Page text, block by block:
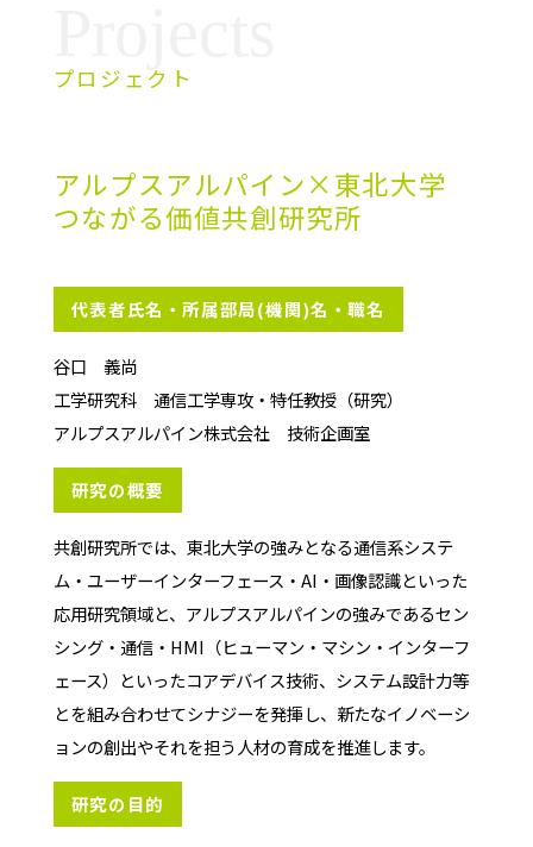
プロジェクト
アルプスアルパイン×東北大学
つながる価値共創研究所
代表者氏名・所属部局(機関)名・職名
谷口 義尚
工学研究科 通信工学専攻・特任教授（研究）
アルプスアルパイン株式会社 技術企画室
研究の概要
共創研究所では、東北大学の強みとなる通信系システ
ム・ユーザーインターフェース・AI・画像認識といった
応用研究領域と、アルプスアルパインの強みであるセン
シング・通信・HMI（ヒューマン・マシン・インターフ
ェース）といったコアデバイス技術、システム設計力等
とを組み合わせてシナジーを発揮し、新たなイノベーシ
ョンの創出やそれを担う人材の育成を推進します。
研究の目的